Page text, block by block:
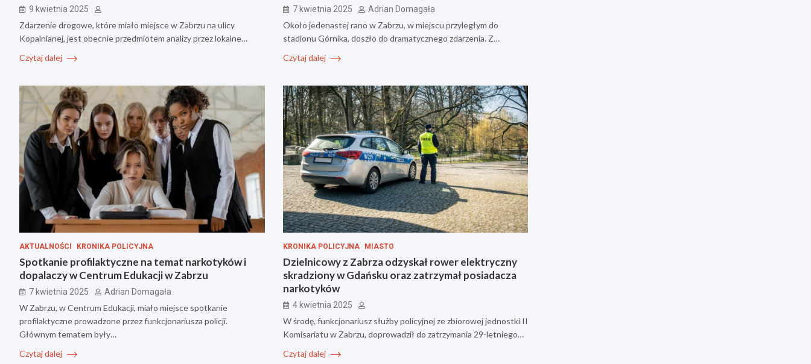
9 kwietnia 2025
Zdarzenie drogowe, które miało miejsce w Zabrzu na ulicy
Kopalnianej, jest obecnie przedmiotem analizy przez lokalne…
Czytaj dalej
7 kwietnia 2025 Adrian Domagała
Około jedenastej rano w Zabrzu, w miejscu przyległym do
stadionu Górnika, doszło do dramatycznego zdarzenia. Z…
Czytaj dalej
AKTUALNOŚCI KRONIKA POLICYJNA
Spotkanie profilaktyczne na temat narkotyków i
dopalaczy w Centrum Edukacji w Zabrzu
7 kwietnia 2025 Adrian Domagała
W Zabrzu, w Centrum Edukacji, miało miejsce spotkanie
profilaktyczne prowadzone przez funkcjonariusza policji.
Głównym tematem były…
Czytaj dalej
KRONIKA POLICYJNA MIASTO
Dzielnicowy z Zabrza odzyskał rower elektryczny
skradziony w Gdańsku oraz zatrzymał posiadacza
narkotyków
4 kwietnia 2025
W środę, funkcjonariusz służby policyjnej ze zbiorowej jednostki II
Komisariatu w Zabrzu, doprowadził do zatrzymania 29-letniego…
Czytaj dalej